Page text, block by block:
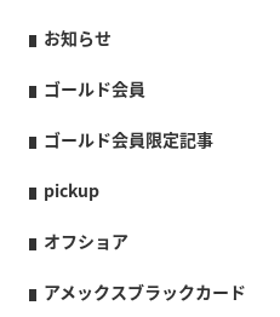
お知らせ
ゴールド会員
ゴールド会員限定記事
pickup
オフショア
アメックスブラックカード